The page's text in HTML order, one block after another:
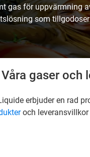
gas för uppvärmning
som
Våra gaser och
erbjuder en rad
och